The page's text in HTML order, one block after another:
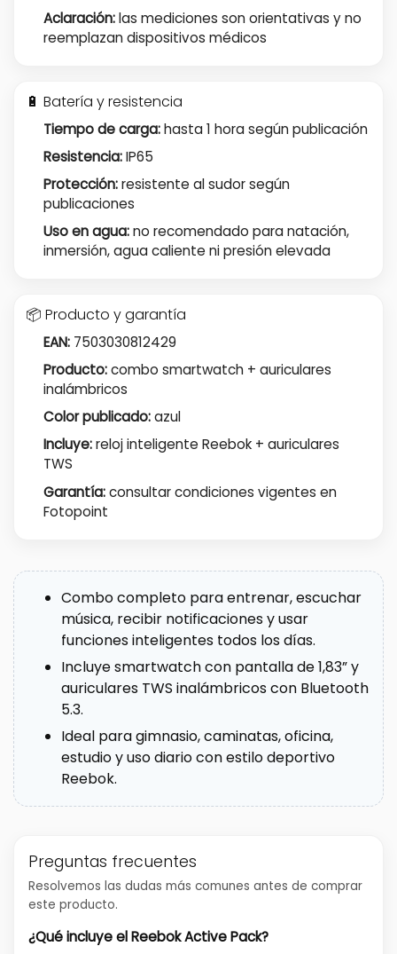
Aclaración:las mediciones son orientativas y no
reemplazan dispositivos médicos
🔋 Batería y resistencia
Tiempo de carga:hasta 1 hora según publicación
Resistencia:IP65
Protección:resistente al sudor según
publicaciones
Uso en agua:no recomendado para natación,
inmersión, agua caliente ni presión elevada
📦 Producto y garantía
EAN:7503030812429
Producto:combo smartwatch + auriculares
inalámbricos
Color publicado:azul
Incluye:reloj inteligente Reebok + auriculares
TWS
Garantía:consultar condiciones vigentes en
Fotopoint
Combo completo para entrenar, escuchar
música, recibir notificaciones y usar
funciones inteligentes todos los días.
Incluye smartwatch con pantalla de 1,83” y
auriculares TWS inalámbricos con Bluetooth
5.3.
Ideal para gimnasio, caminatas, oficina,
estudio y uso diario con estilo deportivo
Reebok.
Preguntas frecuentes
Resolvemos las dudas más comunes antes de comprar
este producto.
¿Qué incluye el Reebok Active Pack?